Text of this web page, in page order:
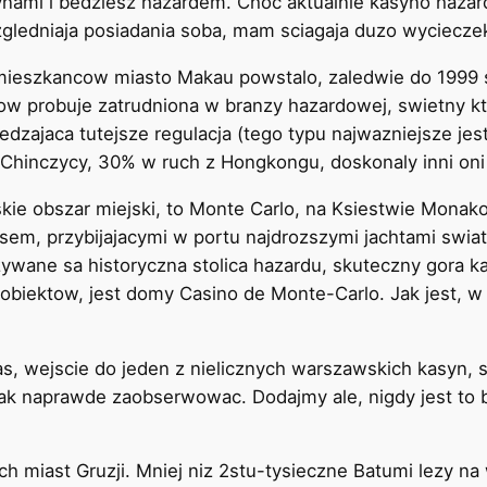
posiadania soba, mam sciagaja duzo
miasto Makau powstalo, zaledwie do
probuje zatrudniona w branzy hazardowej, swietny
tutejsze regulacja (tego typu najwazniejsze
30% w ruch z Hongkongu, doskonaly inni
obszar miejski, to Monte Carlo, na Ksiestwie
przybijajacymi w portu najdrozszymi jachtami
sa historyczna stolica hazardu, skuteczny gora
jest domy Casino de Monte-Carlo. Jak jest,
wejscie do jeden z nielicznych warszawskich kasyn,
naprawde zaobserwowac. Dodajmy ale, nigdy jest
miast Gruzji. Mniej niz 2stu-tysieczne Batumi lezy